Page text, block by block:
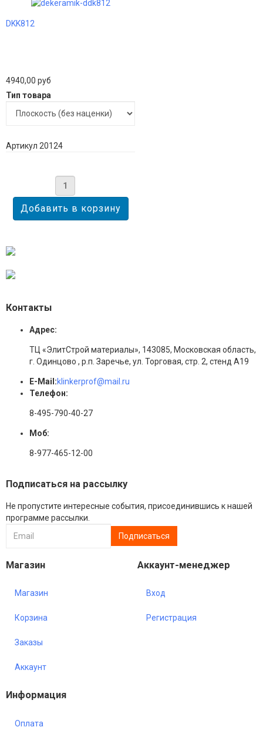
DKK812
4940,00 руб
Тип товара
Артикул 20124
Контакты
Адрес:
ТЦ «ЭлитСтрой материалы», 143085, Московская область,
г. Одинцово , р.п. Заречье, ул. Торговая, стр. 2, стенд А19
E-Mail:klinkerprof@mail.ru
Телефон:
8-495-790-40-27
Моб:
8-977-465-12-00
Подписаться на рассылку
Не пропустите интересные события, присоединившись к нашей
программе рассылки.
Магазин
Магазин
Корзина
Заказы
Аккаунт
Аккаунт-менеджер
Вход
Регистрация
Информация
Оплата